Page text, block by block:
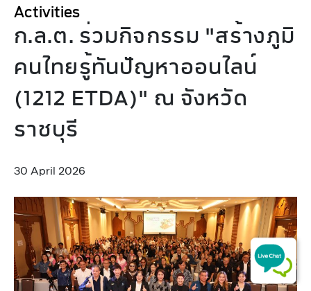
Activities
ก.ล.ต. ร่วมกิจกรรม "สร้างภูมิ
คนไทยรู้ทันปัญหาออนไลน์
(1212 ETDA)" ณ จังหวัด
ราชบุรี
30 April 2026